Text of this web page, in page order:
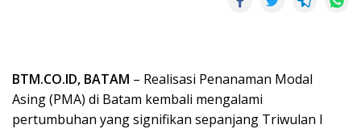
BTM.CO.ID, BATAM – Realisasi Penanaman Modal
Asing (PMA) di Batam kembali mengalami
pertumbuhan yang signifikan sepanjang Triwulan I